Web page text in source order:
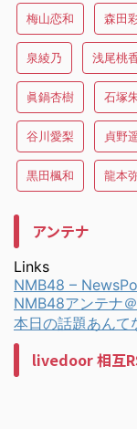
梅山恋和 森田
泉綾乃 浅尾桃
眞鍋杏樹 石塚
谷川愛梨 貞野
黒田楓和 龍本
アンテナ
Links
NMB48 –
NMB48アンテナ
本日の話題あんて
livedoor 相互